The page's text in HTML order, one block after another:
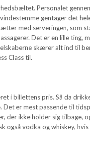
Personalet
gentager det
med serveringen, som
Det er en lille ting,
skærer alt ind til
Class til.
i billettens pris. Så da
Det er mest passende til
der ikke holder sig tilbage,
også vodka og whiskey,